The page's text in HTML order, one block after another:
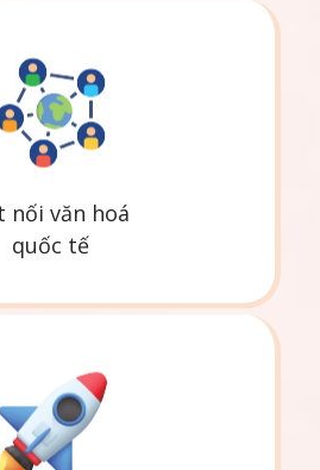
nối văn hoá
quốc tế